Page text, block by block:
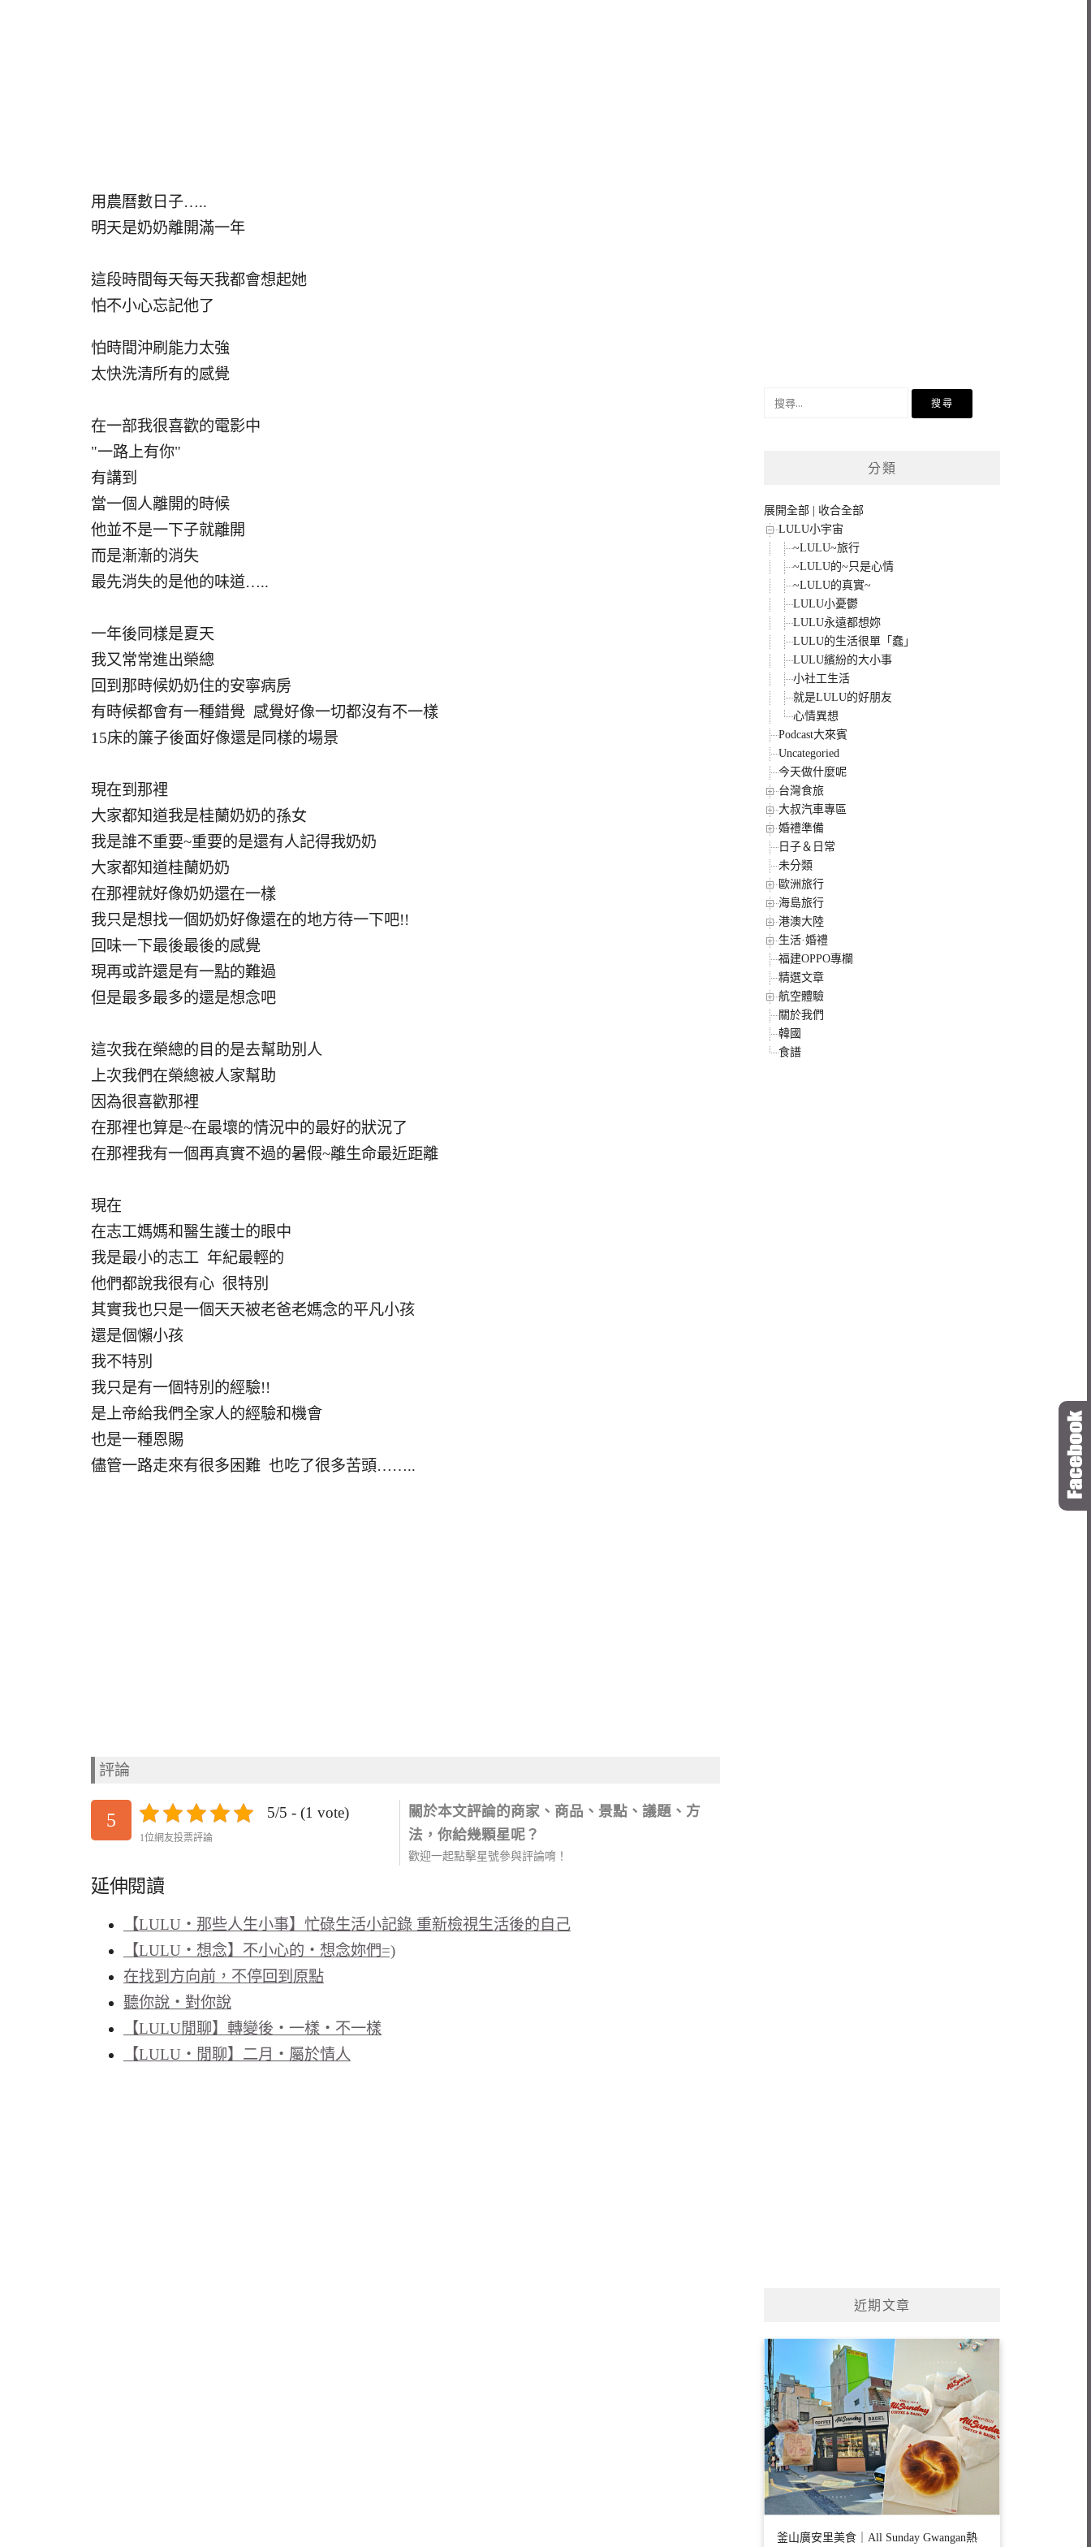
用農曆數日子…..
明天是奶奶離開滿一年
這段時間每天每天我都會想起她
怕不小心忘記他了
怕時間沖刷能力太強
太快洗清所有的感覺
在一部我很喜歡的電影中
"一路上有你"
有講到
當一個人離開的時候
他並不是一下子就離開
而是漸漸的消失
最先消失的是他的味道…..
一年後同樣是夏天
我又常常進出榮總
回到那時候奶奶住的安寧病房
有時候都會有一種錯覺 感覺好像一切都沒有不一樣
15床的簾子後面好像還是同樣的場景
現在到那裡
大家都知道我是桂蘭奶奶的孫女
我是誰不重要~重要的是還有人記得我奶奶
大家都知道桂蘭奶奶
在那裡就好像奶奶還在一樣
我只是想找一個奶奶好像還在的地方待一下吧!!
回味一下最後最後的感覺
現再或許還是有一點的難過
但是最多最多的還是想念吧
這次我在榮總的目的是去幫助別人
上次我們在榮總被人家幫助
因為很喜歡那裡
在那裡也算是~在最壞的情況中的最好的狀況了
在那裡我有一個再真實不過的暑假~離生命最近距離
現在
在志工媽媽和醫生護士的眼中
我是最小的志工 年紀最輕的
他們都說我很有心 很特別
其實我也只是一個天天被老爸老媽念的平凡小孩
還是個懶小孩
我不特別
我只是有一個特別的經驗!!
是上帝給我們全家人的經驗和機會
也是一種恩賜
儘管一路走來有很多困難 也吃了很多苦頭……..
評論
5 5/5 - (1 vote)
1位網友投票評論
關於本文評論的商家、商品、景點、議題、方
法，你給幾顆星呢？
歡迎一起點擊星號參與評論唷！
延伸閱讀
【LULU‧那些人生小事】忙碌生活小記錄 重新檢視生活後的自己
【LULU‧想念】不小心的‧想念妳們=)
在找到方向前，不停回到原點
聽你說‧對你說
【LULU閒聊】轉變後‧一樣‧不一樣
【LULU‧閒聊】二月‧屬於情人
分類
展開全部
收合全部
LULU小宇宙
~LULU~旅行
~LULU的~只是心情
~LULU的真實~
LULU小憂鬱
LULU永遠都想妳
LULU的生活很單「蠢」
LULU繽紛的大小事
小社工生活
就是LULU的好朋友
心情異想
Podcast大來賓
Uncategoried
今天做什麼呢
台灣食旅
大叔汽車專區
婚禮準備
日子＆日常
未分類
歐洲旅行
海島旅行
港澳大陸
生活·婚禮
福建OPPO專欄
精選文章
航空體驗
關於我們
韓國
食譜
近期文章
釜山廣安里美食｜All Sunday Gwangan熱